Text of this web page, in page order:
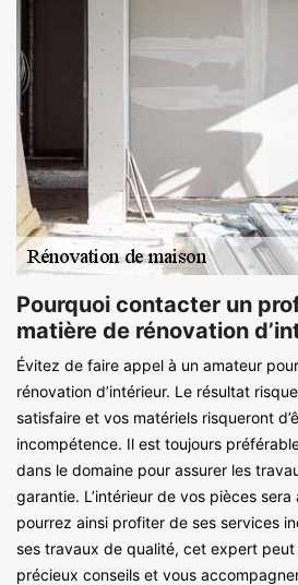
Pourquoi contacter un
matière de rénovation
Évitez de faire appel à un amateur
rénovation d’intérieur. Le résultat
satisfaire et vos matériels risqueront
incompétence. Il est toujours
dans le domaine pour assurer les
garantie. L’intérieur de vos pièces
pourrez ainsi profiter de ses services
ses travaux de qualité, cet expert
précieux conseils et vous